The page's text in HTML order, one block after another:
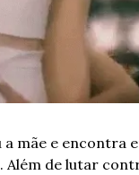
mãe e encontra
de lutar